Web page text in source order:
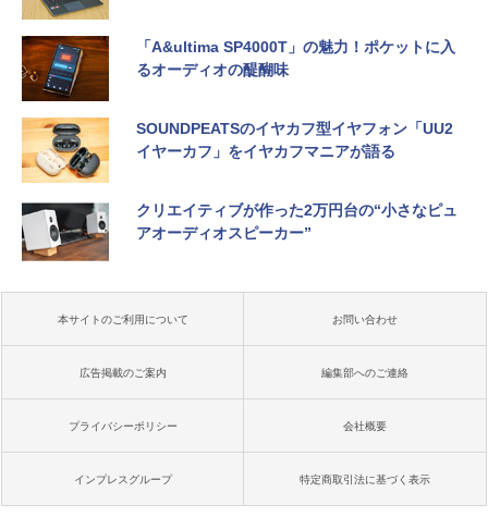
「A&ultima SP4000T」の魅力！ポケットに入
るオーディオの醍醐味
SOUNDPEATSのイヤカフ型イヤフォン「UU2
イヤーカフ」をイヤカフマニアが語る
クリエイティブが作った2万円台の“小さなピュ
アオーディオスピーカー”
本サイトのご利用について お問い合わせ
広告掲載のご案内 編集部へのご連絡
プライバシーポリシー 会社概要
インプレスグループ 特定商取引法に基づく表示